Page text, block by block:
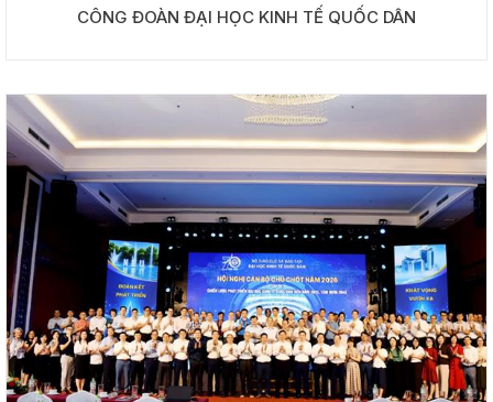
CÔNG ĐOÀN ĐẠI HỌC KINH TẾ QUỐC DÂN